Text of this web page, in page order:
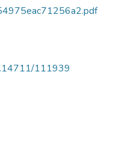
111939